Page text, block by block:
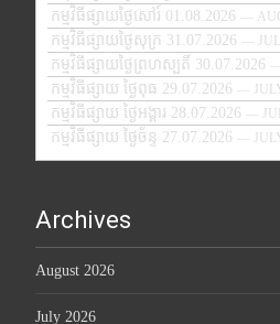
កម្មវិធីផ្សាយថ្ងៃសៅរ៍ 01.08.2026
—
កម្មវិធីផ្សាយថ្ងៃសុក្រ 31.07.2026
—
កម្មវិធីផ្សាយថ្ងៃព្រហស្បតិ៍ 30.07.2026
កម្មវិធីផ្សាយ ថ្ងៃពុធ 29.07.2026
—
កម្មវិធីផ្សាយ ថ្ងៃអង្គារ 28.07.2026
—
កម្មវិធីផ្សាយ ថ្ងៃច័ន្ទ 27.07.2026
—
Archives
August 2026
July 2026